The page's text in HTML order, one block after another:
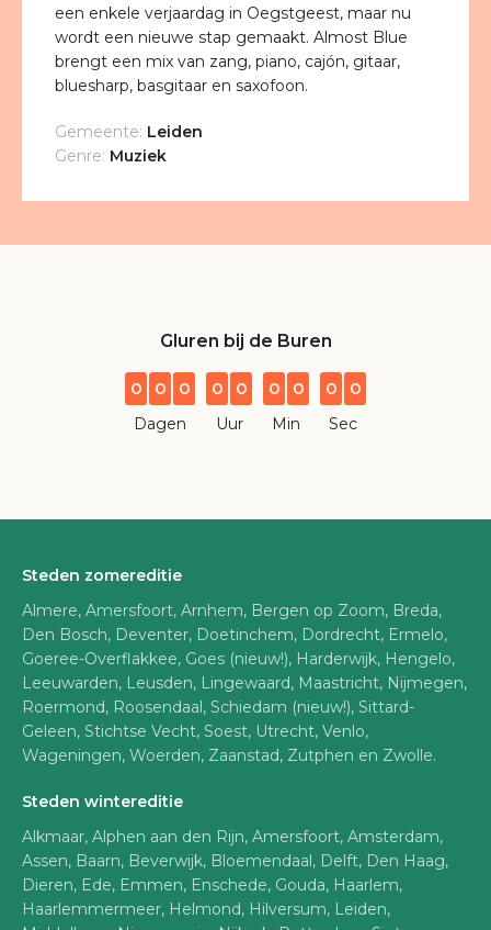
een enkele verjaardag in Oegstgeest, maar nu
wordt een nieuwe stap gemaakt. Almost Blue
brengt een mix van zang, piano, cajón, gitaar,
bluesharp, basgitaar en saxofoon.
Gemeente: Leiden
Genre: Muziek
Gluren bij de Buren
0 0 0
Dagen
0 0
Uur
0 0
Min
0 0
Sec
Steden zomereditie
Almere, Amersfoort, Arnhem, Bergen op Zoom, Breda,
Den Bosch, Deventer, Doetinchem, Dordrecht, Ermelo,
Goeree-Overflakkee, Goes (nieuw!), Harderwijk, Hengelo,
Leeuwarden, Leusden, Lingewaard, Maastricht, Nijmegen,
Roermond, Roosendaal, Schiedam (nieuw!), Sittard-
Geleen, Stichtse Vecht, Soest, Utrecht, Venlo,
Wageningen, Woerden, Zaanstad, Zutphen en Zwolle.
Steden wintereditie
Alkmaar, Alphen aan den Rijn, Amersfoort, Amsterdam,
Assen, Baarn, Beverwijk, Bloemendaal, Delft, Den Haag,
Dieren, Ede, Emmen, Enschede, Gouda, Haarlem,
Haarlemmermeer, Helmond, Hilversum, Leiden,